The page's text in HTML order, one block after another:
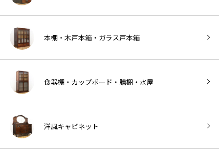
本棚・木戸本箱・ガラス戸本箱
食器棚・カップボード・膳棚・水屋
洋風キャビネット